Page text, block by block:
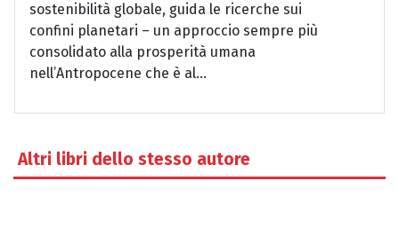
sostenibilità globale, guida le ricerche sui
confini planetari – un approccio sempre più
consolidato alla prosperità umana
nell’Antropocene che è al...
Altri libri dello stesso autore